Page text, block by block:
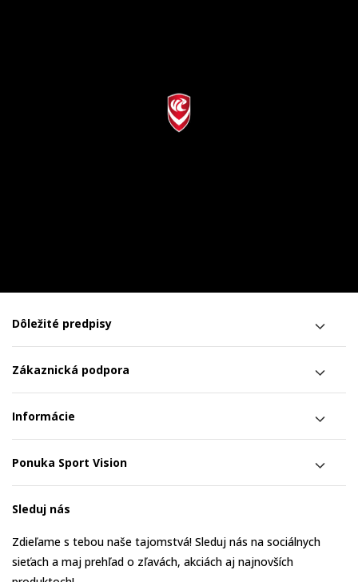
Dôležité predpisy
Zákaznická podpora
Informácie
Ponuka Sport Vision
Sleduj nás
Zdieľame s tebou naše tajomstvá! Sleduj nás na sociálnych
sieťach a maj prehľad o zľavách, akciách aj najnovších